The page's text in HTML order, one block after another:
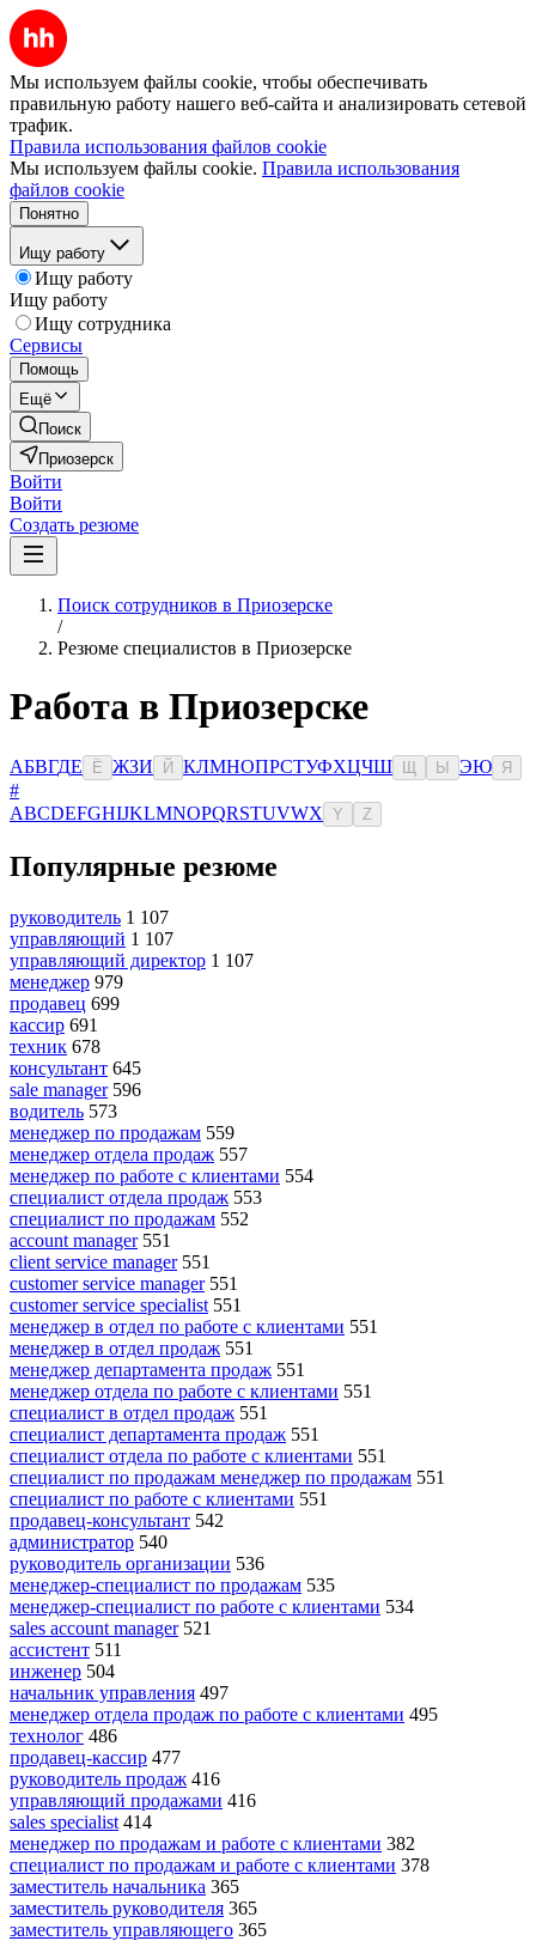
Мы используем файлы cookie, чтобы обеспечивать
правильную работу нашего веб-сайта и анализировать сетевой
трафик.
Правила использования файлов cookie
Мы используем файлы cookie. Правила использования
файлов cookie
Понятно
Ищу работу
Ищу работу
Ищу работу
Ищу сотрудника
Сервисы
Помощь
Ещё
Поиск
Приозерск
Войти
Войти
Создать резюме
Поиск сотрудников в Приозерске
/
Резюме специалистов в Приозерске
Работа в Приозерске
АБВГДЕ Ё ЖЗИ Й КЛМНОПРСТУФХЦЧШ Ы ЭЮ Я
#
ABCDEFGHIJKLMNOPQRSTUVWX Y Z
Популярные резюме
руководитель 1 107
управляющий 1 107
управляющий директор 1 107
менеджер 979
продавец 699
кассир 691
техник 678
консультант 645
sale manager 596
водитель 573
менеджер по продажам 559
менеджер отдела продаж 557
менеджер по работе с клиентами 554
специалист отдела продаж 553
специалист по продажам 552
account manager 551
client service manager 551
customer service manager 551
customer service specialist 551
менеджер в отдел по работе с клиентами 551
менеджер в отдел продаж 551
менеджер департамента продаж 551
менеджер отдела по работе с клиентами 551
специалист в отдел продаж 551
специалист департамента продаж 551
специалист отдела по работе с клиентами 551
специалист по продажам менеджер по продажам 551
специалист по работе с клиентами 551
продавец-консультант 542
администратор 540
руководитель организации 536
менеджер-специалист по продажам 535
менеджер-специалист по работе с клиентами 534
sales account manager 521
ассистент 511
инженер 504
начальник управления 497
менеджер отдела продаж по работе с клиентами 495
технолог 486
продавец-кассир 477
руководитель продаж 416
управляющий продажами 416
sales specialist 414
менеджер по продажам и работе с клиентами 382
специалист по продажам и работе с клиентами 378
заместитель начальника 365
заместитель руководителя 365
заместитель управляющего 365